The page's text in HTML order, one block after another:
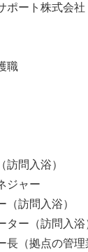
ポート株式会社
職
訪問入浴）
ジャー
（訪問入浴）
ター（訪問入浴
長（拠点の管理